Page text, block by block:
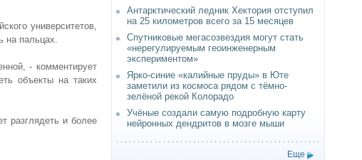
университетов,
на пальцах.
- комментирует
объекты на таких
разглядеть и более
Антарктический ледник Хектория отступил
на 25 километров всего за 15 месяцев
Спутниковые мегасозвездия могут стать
«нерегулируемым геоинженерным
экспериментом»
Ярко-синие «калийные пруды» в Юте
заметили из космоса рядом с тёмно-
зелёной рекой Колорадо
Учёные создали самую подробную карту
нейронных дендритов в мозге мыши
Еще